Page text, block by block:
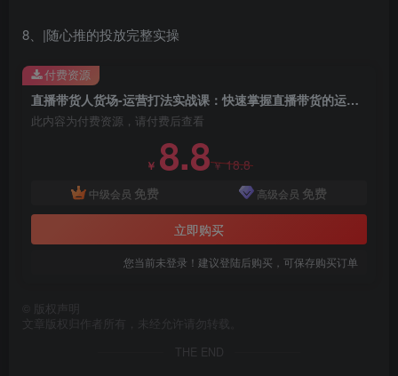
8、|随心推的投放完整实操
直播带货人货场-运营打法实战课：快速掌握直播带货的运营策略（8节课）
此内容为付费资源，请付费后查看
￥ 8.8￥18.8
中级会员 免费 高级会员 免费
立即购买
您当前未登录！建议登陆后购买，可保存购买订单
付费资源
版权声明
文章版权归作者所有，未经允许请勿转载。
THE END